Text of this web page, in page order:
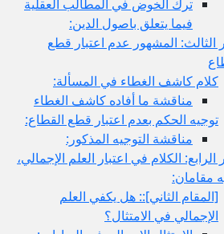
في المطالب العقلية
باصول الدين:
عدم اعتبار قطع
في المسألة:
أفاده كاشف الغطاء
اعتبار قطع القطاع:
المذكور:
اعتبار العلم الإجمالي،
هل يكفي العلم